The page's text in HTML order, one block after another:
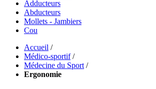
Adducteurs
Abducteurs
Mollets - Jambiers
Cou
Accueil /
Médico-sportif /
Médecine du Sport /
Ergonomie